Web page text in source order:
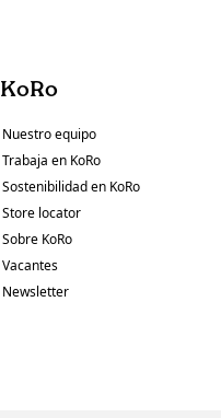
KoRo
Nuestro equipo
Trabaja en KoRo
Sostenibilidad en KoRo
Store locator
Sobre KoRo
Vacantes
Newsletter